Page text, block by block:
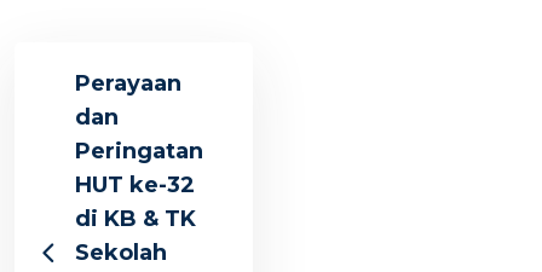
Perayaan
dan
Peringatan
HUT ke-32
di KB & TK
Sekolah